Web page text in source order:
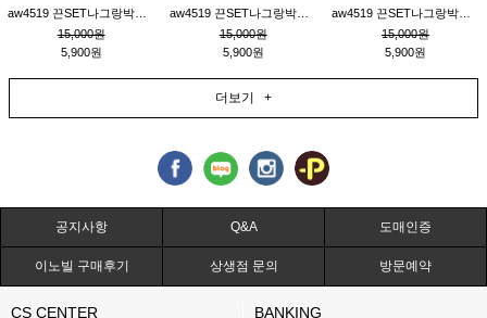
15,000원
5,900원
15,000원
5,900원
15,000원
5,900원
더보기 +
공지사항 Q&A 도매인증
이노빌 구매후기 상생점 문의 방문예약
CS CENTER BANKING